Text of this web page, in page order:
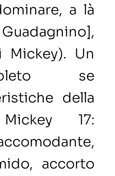
a là
Mickey). Un
se
della
17:
accorto